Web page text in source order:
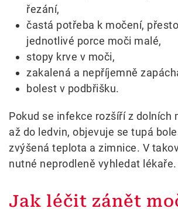
řezání,
častá potřeba k močení,
jednotlivé porce moči malé,
stopy krve v moči,
zakalená a nepříjemně
bolest v podbřišku.
Pokud se infekce rozšíří z dolních
až do ledvin, objevuje se tupá
zvýšená teplota a zimnice. V
nutné neprodleně vyhledat lékaře.
Jak léčit zánět